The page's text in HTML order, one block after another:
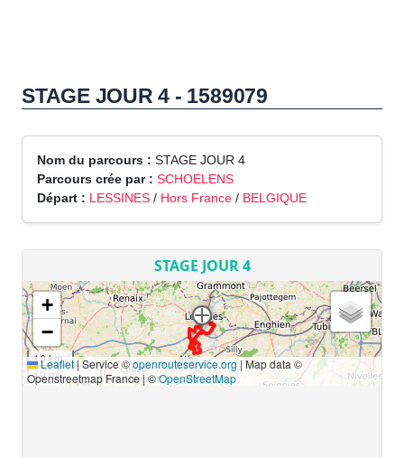
STAGE JOUR 4 - 1589079
Nom du parcours : STAGE JOUR 4
Parcours crée par : SCHOELENS
Départ : LESSINES / Hors France / BELGIQUE